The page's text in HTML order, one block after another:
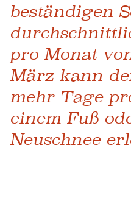
beständigen
pro Monat
März kann
mehr Tage
einem Fuß
Neuschnee